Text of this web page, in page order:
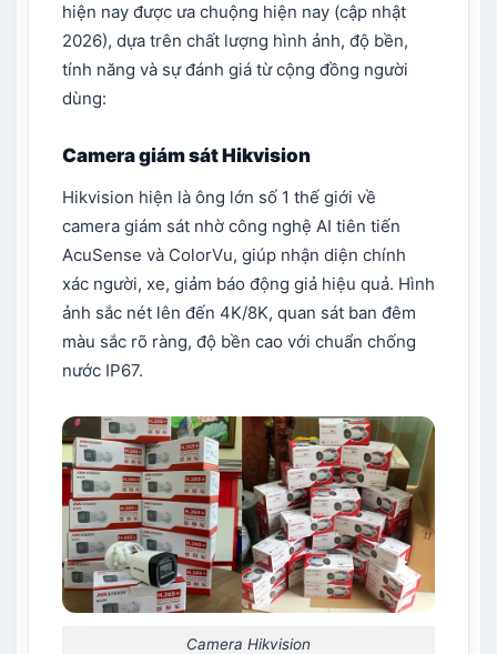
hiện nay​ được ưa chuộng hiện nay (cập nhật
2026), dựa trên chất lượng hình ảnh, độ bền,
tính năng và sự đánh giá từ cộng đồng người
dùng:
Camera giám sát Hikvision
Hikvision hiện là ông lớn số 1 thế giới về
camera giám sát nhờ công nghệ AI tiên tiến
AcuSense và ColorVu, giúp nhận diện chính
xác người, xe, giảm báo động giả hiệu quả. Hình
ảnh sắc nét lên đến 4K/8K, quan sát ban đêm
màu sắc rõ ràng, độ bền cao với chuẩn chống
nước IP67.
Camera Hikvision